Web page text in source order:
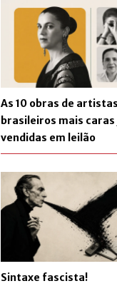
As 10 obras de artistas
brasileiros mais caras
vendidas em leilão
Sintaxe fascista!